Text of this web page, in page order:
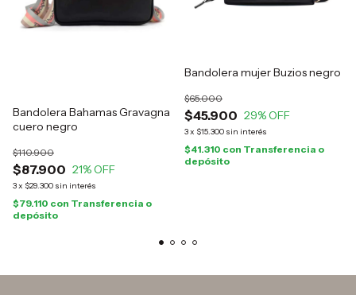
Bandolera Bahamas Gravagna
cuero negro
$87.900
$110.900
21% OFF
3x $29.300 sin interés
$79.110 con Transferencia o
depósito
Bandolera mujer Buzios negro
$45.900
$65.000
29% OFF
3x $15.300 sin interés
$41.310 con Transferencia o
depósito